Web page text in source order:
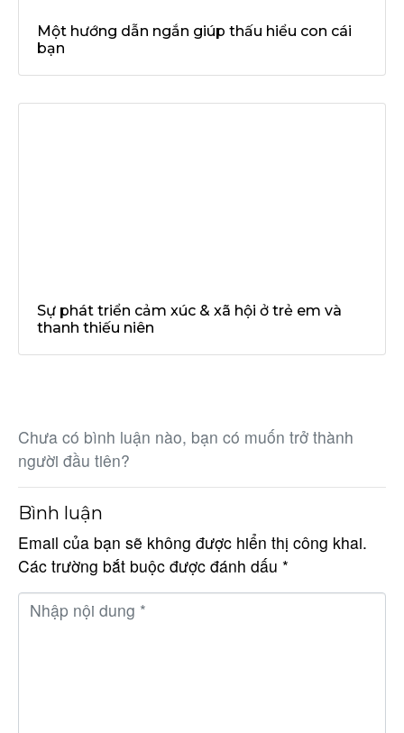
Một hướng dẫn ngắn giúp thấu hiểu con cái
bạn
Sự phát triển cảm xúc & xã hội ở trẻ em và
thanh thiếu niên
Chưa có bình luận nào, bạn có muốn trở thành
người đầu tiên?
Bình luận
Email của bạn sẽ không được hiển thị công khai.
Các trường bắt buộc được đánh dấu *
N